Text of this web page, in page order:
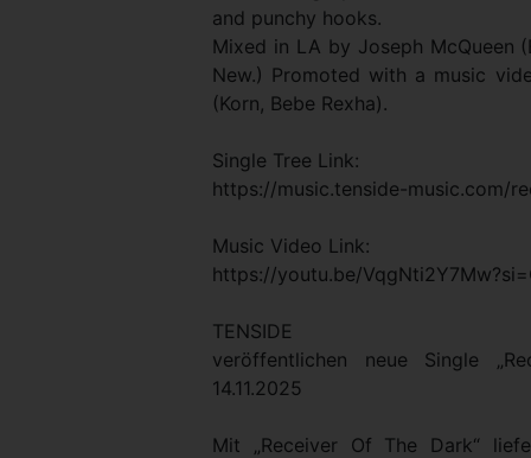
and punchy hooks.
Mixed in LA by Joseph McQueen
New.) Promoted with a music
(Korn, Bebe Rexha).
Single Tree Link:
https://music.tenside-music.com/
Music Video Link:
https://youtu.be/
TENSIDE
veröffentlichen neue Single
14.11.2025
Mit „Receiver Of The Dark“